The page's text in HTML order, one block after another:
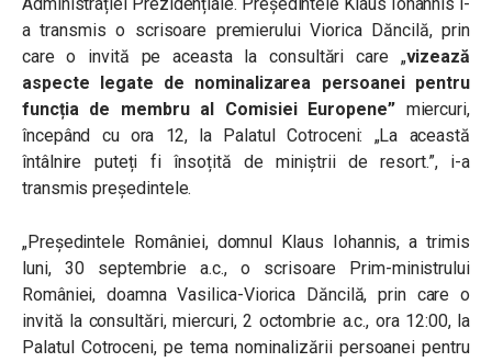
a transmis o scrisoare premierului Viorica Dăncilă, prin
care o invită pe aceasta la consultări care „vizează
aspecte legate de nominalizarea persoanei pentru
funcția de membru al Comisiei Europene” miercuri,
începând cu ora 12, la Palatul Cotroceni: „La această
întâlnire puteți fi însoțită de miniștrii de resort.”, i-a
transmis președintele.
„Președintele României, domnul Klaus Iohannis, a trimis
luni, 30 septembrie a.c., o scrisoare Prim-ministrului
României, doamna Vasilica-Viorica Dăncilă, prin care o
invită la consultări, miercuri, 2 octombrie a.c., ora 12:00, la
Palatul Cotroceni, pe tema nominalizării persoanei pentru